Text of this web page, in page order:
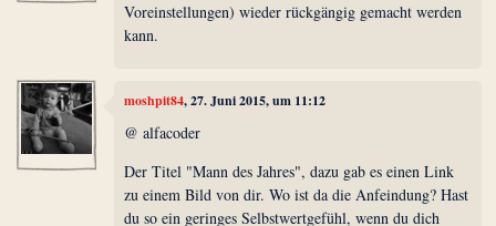
Voreinstellungen) wieder rückgängig gemacht werden
kann.
moshpit84, 27. Juni 2015, um 11:12
@ alfacoder
Der Titel "Mann des Jahres", dazu gab es einen Link
zu einem Bild von dir. Wo ist da die Anfeindung? Hast
du so ein geringes Selbstwertgefühl, wenn du dich